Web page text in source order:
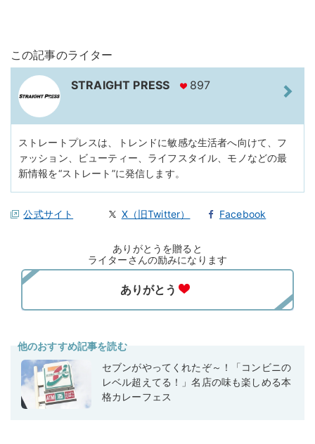
この記事のライター
STRAIGHT PRESS 897
ストレートプレスは、トレンドに敏感な生活者へ向けて、フ
ァッション、ビューティー、ライフスタイル、モノなどの最
新情報を“ストレート”に発信します。
公式サイト X（旧Twitter） Facebook
ありがとうを贈ると
ライターさんの励みになります
他のおすすめ記事を読む
セブンがやってくれたぞ～！「コンビニの
レベル超えてる！」名店の味も楽しめる本
格カレーフェス